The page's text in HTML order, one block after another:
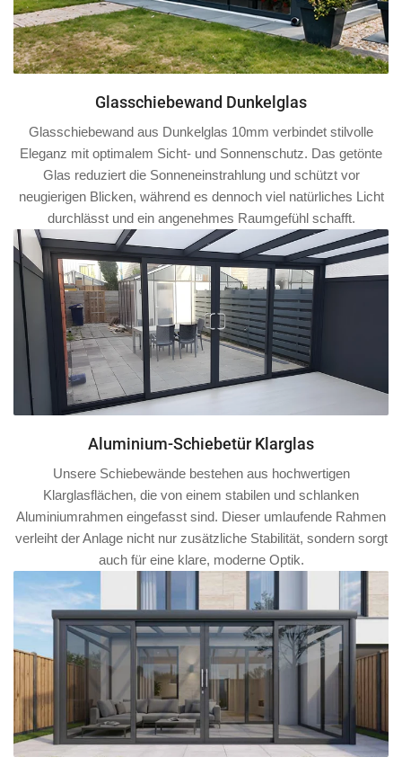
Glasschiebewand Dunkelglas
Glasschiebewand aus Dunkelglas 10mm verbindet stilvolle
Eleganz mit optimalem Sicht- und Sonnenschutz. Das getönte
Glas reduziert die Sonneneinstrahlung und schützt vor
neugierigen Blicken, während es dennoch viel natürliches Licht
durchlässt und ein angenehmes Raumgefühl schafft.
Aluminium-Schiebetür Klarglas
Unsere Schiebewände bestehen aus hochwertigen
Klarglasflächen, die von einem stabilen und schlanken
Aluminiumrahmen eingefasst sind. Dieser umlaufende Rahmen
verleiht der Anlage nicht nur zusätzliche Stabilität, sondern sorgt
auch für eine klare, moderne Optik.